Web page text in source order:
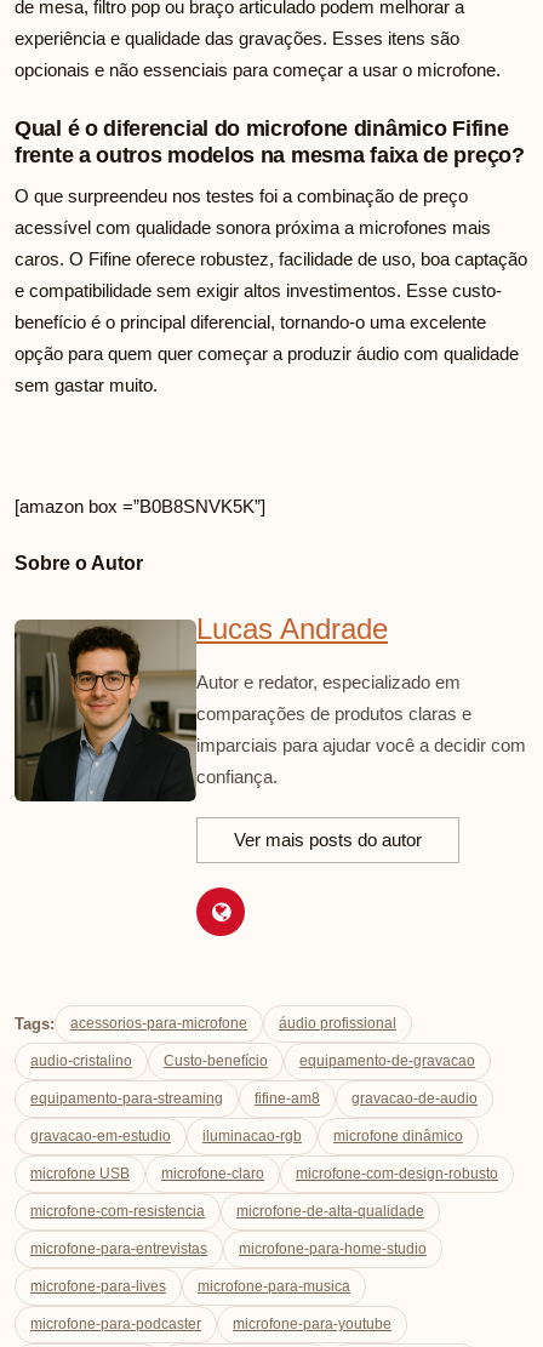
de mesa, filtro pop ou braço articulado podem melhorar a
experiência e qualidade das gravações. Esses itens são
opcionais e não essenciais para começar a usar o microfone.
Qual é o diferencial do microfone dinâmico Fifine
frente a outros modelos na mesma faixa de preço?
O que surpreendeu nos testes foi a combinação de preço
acessível com qualidade sonora próxima a microfones mais
caros. O Fifine oferece robustez, facilidade de uso, boa captação
e compatibilidade sem exigir altos investimentos. Esse custo-
benefício é o principal diferencial, tornando-o uma excelente
opção para quem quer começar a produzir áudio com qualidade
sem gastar muito.
[amazon box =”B0B8SNVK5K”]
Sobre o Autor
Lucas Andrade
Autor e redator, especializado em
comparações de produtos claras e
imparciais para ajudar você a decidir com
confiança.
Ver mais posts do autor
Tags: acessorios-para-microfone áudio profissional
audio-cristalino Custo-benefício equipamento-de-gravacao
equipamento-para-streaming fifine-am8 gravacao-de-audio
gravacao-em-estudio iluminacao-rgb microfone dinâmico
microfone USB microfone-claro microfone-com-design-robusto
microfone-com-resistencia microfone-de-alta-qualidade
microfone-para-entrevistas microfone-para-home-studio
microfone-para-lives microfone-para-musica
microfone-para-podcaster microfone-para-youtube